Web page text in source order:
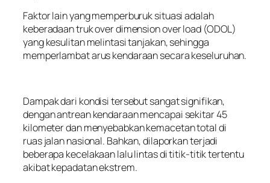
Faktor lain yang memperburuk situasi adalah
keberadaan truk over dimension over load (ODOL)
yang kesulitan melintasi tanjakan, sehingga
memperlambat arus kendaraan secara keseluruhan.
Dampak dari kondisi tersebut sangat signifikan,
dengan antrean kendaraan mencapai sekitar 45
kilometer dan menyebabkan kemacetan total di
ruas jalan nasional. Bahkan, dilaporkan terjadi
beberapa kecelakaan lalu lintas di titik-titik tertentu
akibat kepadatan ekstrem.